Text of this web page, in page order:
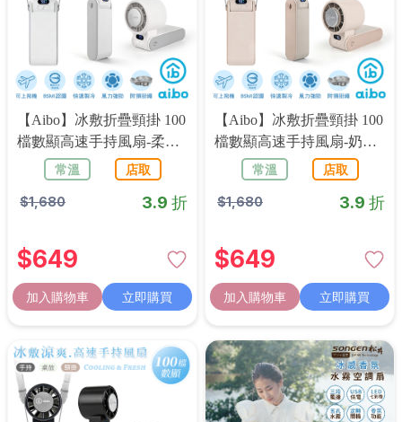
【aibo】冰敷折疊頸掛 100
檔數顯高速手持風扇-柔霧
常溫 店取
$1,680 3.9 折
$649
加入購物車 立即購買
【aibo】冰敷折疊頸掛 100
檔數顯高速手持風扇-奶茶
常溫 店取
$1,680 3.9 折
$649
加入購物車 立即購買